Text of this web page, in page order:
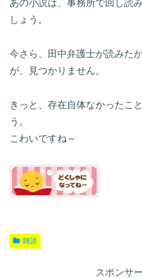
あの小説は、事務所で回し読
しょう。
今さら、田中弁護士が読みた
が、見つかりません。
きっと、存在自体なかったこ
う。
こわいですね～
雑談
スポンサ